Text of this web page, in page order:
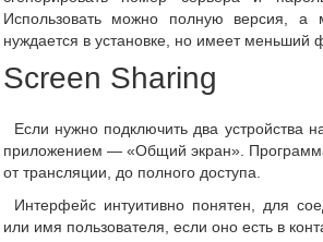
Использовать можно полную версия,
нуждается в установке, но имеет меньший
Screen Sharing
Если нужно подключить два устройства
приложением — «Общий экран».
от трансляции, до полного доступа.
Интерфейс интуитивнопонятен, для
или имя пользователя, если оно есть в